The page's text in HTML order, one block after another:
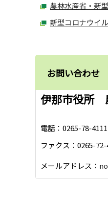
農林水産省・新
新型コロナウイ
お問い合わせ
伊那市役所
電話：0265-78-4111
ファクス：0265-
メールアドレス：